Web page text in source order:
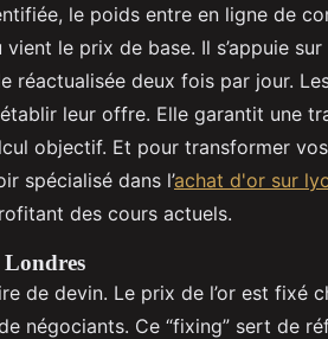
le poids entre en ligne de
le prix de base. Il s’appuie sur
réactualisée deux fois par jour.
leur offre. Elle garantit une
objectif. Et pour transformer
spécialisé dans l’achat d'or sur
des cours actuels.
de devin. Le prix de l’or est fixé
négociants. Ce “fixing” sert de